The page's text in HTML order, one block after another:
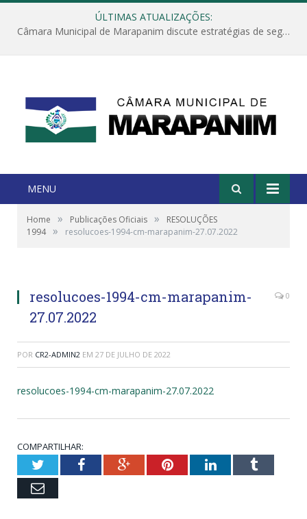
ÚLTIMAS ATUALIZAÇÕES:
Câmara Municipal de Marapanim discute estratégias de segurança com autoridades e poder executivo
MENU
Home » Publicações Oficiais »
RESOLUÇÕES
1994 » resolucoes-1994-cm-marapanim-27.07.2022
resolucoes-1994-cm-marapanim-
27.07.2022
0
POR CR2-ADMIN2 EM 27 DE JULHO DE 2022
resolucoes-1994-cm-marapanim-27.07.2022
COMPARTILHAR:
TwitterFacebookGoogle+PinterestLinkedInTumblr
Email